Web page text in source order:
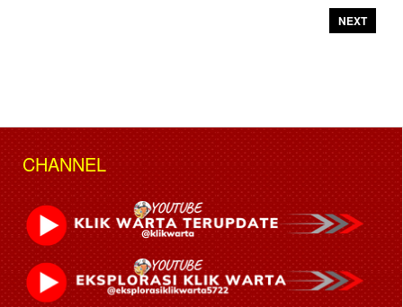
NEXT
CHANNEL